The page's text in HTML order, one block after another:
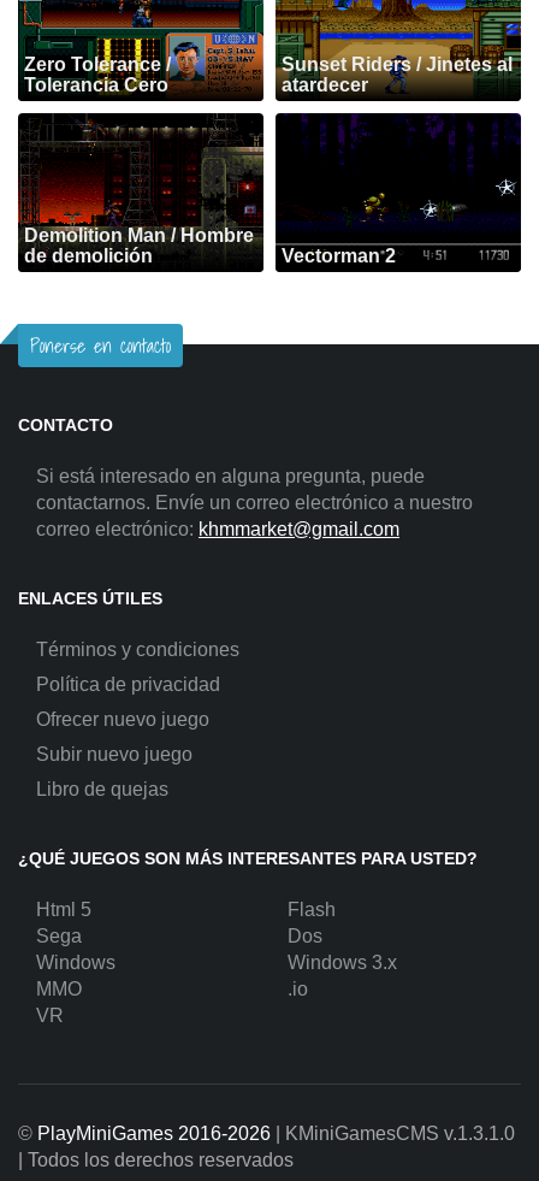
Zero Tolerance /
Tolerancia Cero
Sunset Riders / Jinetes al
atardecer
Demolition Man / Hombre
de demolición
Vectorman 2
Ponerse en contacto
CONTACTO
Si está interesado en alguna pregunta, puede
contactarnos. Envíe un correo electrónico a nuestro
correo electrónico: khmmarket@gmail.com
ENLACES ÚTILES
Términos y condiciones
Política de privacidad
Ofrecer nuevo juego
Subir nuevo juego
Libro de quejas
¿QUÉ JUEGOS SON MÁS INTERESANTES PARA USTED?
Html 5
Flash
Sega
Dos
Windows
Windows 3.x
MMO
.io
VR
© PlayMiniGames 2016-2026 | KMiniGamesCMS v.1.3.1.0
| Todos los derechos reservados